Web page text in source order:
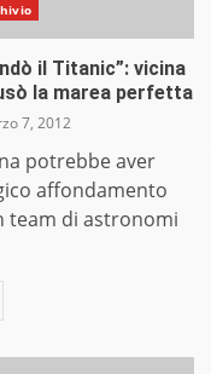
il Titanic”: vicina
la marea perfetta
7, 2012
potrebbe aver
affondamento
team di astronomi